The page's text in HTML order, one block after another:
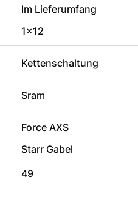
Im Lieferumfang
1x12
Kettenschaltung
Sram
Force AXS
Starr Gabel
49